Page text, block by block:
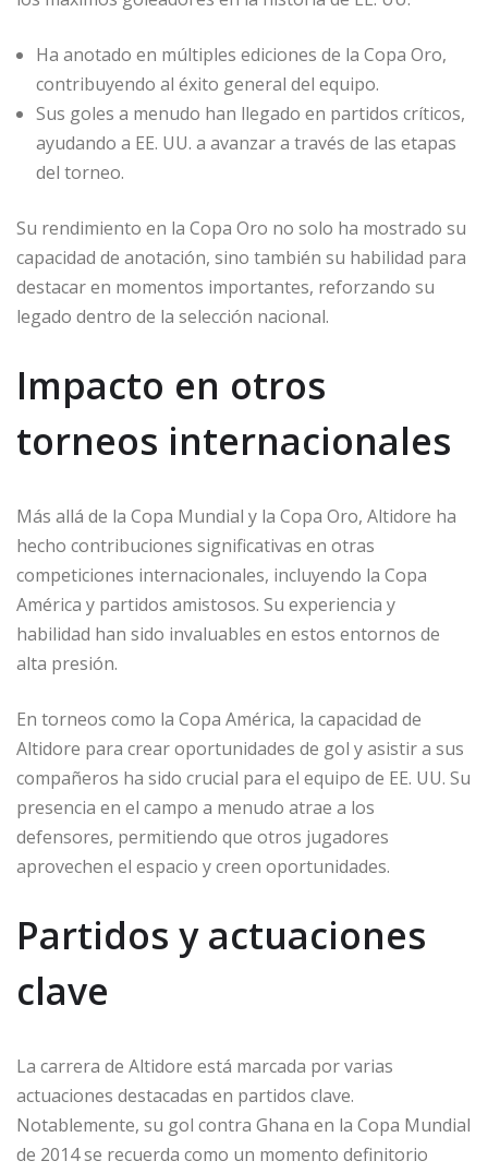
Ha anotado en múltiples ediciones de la Copa Oro,
contribuyendo al éxito general del equipo.
Sus goles a menudo han llegado en partidos críticos,
ayudando a EE. UU. a avanzar a través de las etapas
del torneo.
Su rendimiento en la Copa Oro no solo ha mostrado su
capacidad de anotación, sino también su habilidad para
destacar en momentos importantes, reforzando su
legado dentro de la selección nacional.
Impacto en otros
torneos internacionales
Más allá de la Copa Mundial y la Copa Oro, Altidore ha
hecho contribuciones significativas en otras
competiciones internacionales, incluyendo la Copa
América y partidos amistosos. Su experiencia y
habilidad han sido invaluables en estos entornos de
alta presión.
En torneos como la Copa América, la capacidad de
Altidore para crear oportunidades de gol y asistir a sus
compañeros ha sido crucial para el equipo de EE. UU. Su
presencia en el campo a menudo atrae a los
defensores, permitiendo que otros jugadores
aprovechen el espacio y creen oportunidades.
Partidos y actuaciones
clave
La carrera de Altidore está marcada por varias
actuaciones destacadas en partidos clave.
Notablemente, su gol contra Ghana en la Copa Mundial
de 2014 se recuerda como un momento definitorio